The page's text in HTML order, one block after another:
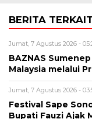
BERITA TERKAIT
Jumat, 7 Agustus 2026 -
BAZNAS
Malaysia melalui
Jumat, 7 Agustus 2026 -
Festival Sape
Bupati Fauzi Ajak